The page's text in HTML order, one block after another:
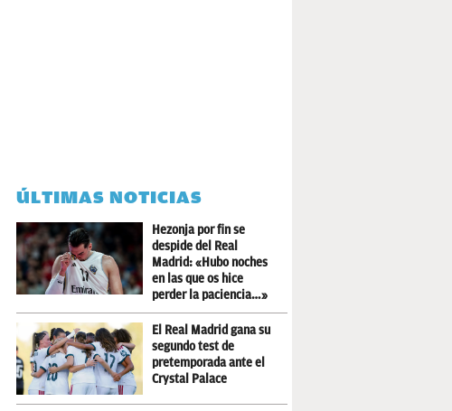
ÚLTIMAS NOTICIAS
Hezonja por fin se
despide del Real
Madrid: «Hubo noches
en las que os hice
perder la paciencia…»
El Real Madrid gana su
segundo test de
pretemporada ante el
Crystal Palace